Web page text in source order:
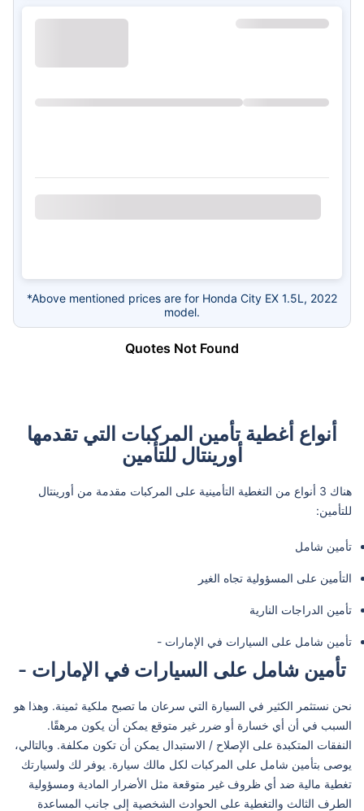
*Above mentioned prices are for Honda City EX 1.5L, 2022
model.
Quotes Not Found
أنواع أغطية تأمين المركبات التي تقدمها
أورينتال للتأمين
هناك 3 أنواع من التغطية التأمينية على المركبات مقدمة من أورينتال
للتأمين:
تأمين شامل
التأمين على المسؤولية تجاه الغير
تأمين الدراجات النارية
تأمين شامل على السيارات في الإمارات -
تأمين شامل على السيارات في الإمارات -
نحن نستثمر الكثير في السيارة التي سرعان ما تصبح ملكية ثمينة. وهذا هو
السبب في أن أي خسارة أو ضرر غير متوقع يمكن أن يكون مرهقًا.
النفقات المتكبدة على الإصلاح / الاستبدال يمكن أن تكون مكلفة. وبالتالي،
يوصى بتأمين شامل على المركبات لكل مالك سيارة. يوفر لك ولسيارتك
تغطية مالية ضد أي ظروف غير متوقعة مثل الأضرار المادية ومسؤولية
الطرف الثالث والتغطية على الحوادث الشخصية إلى جانب المساعدة